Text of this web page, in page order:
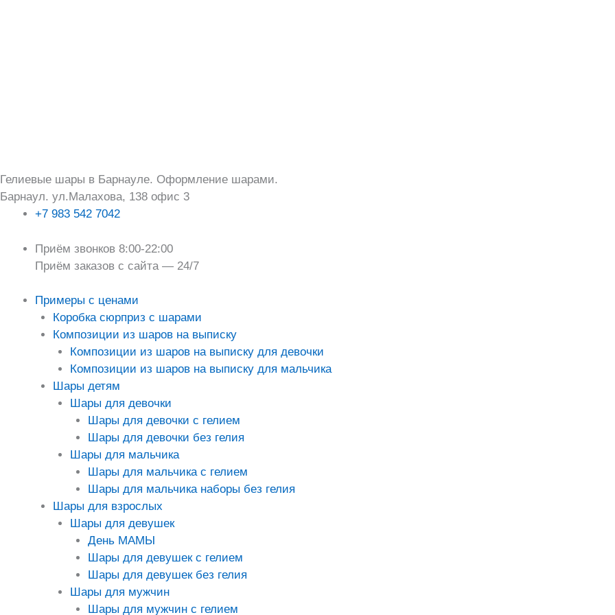
Гелиевые шары в Барнауле. Оформление шарами.
Барнаул. ул.Малахова, 138 офис 3
+7 983 542 7042
Приём звонков 8:00-22:00
Приём заказов с сайта — 24/7
Примеры с ценами
Коробка сюрприз с шарами
Композиции из шаров на выписку
Композиции из шаров на выписку для девочки
Композиции из шаров на выписку для мальчика
Шары детям
Шары для девочки
Шары для девочки с гелием
Шары для девочки без гелия
Шары для мальчика
Шары для мальчика с гелием
Шары для мальчика наборы без гелия
Шары для взрослых
Шары для девушек
День МАМЫ
Шары для девушек с гелием
Шары для девушек без гелия
Шары для мужчин
Шары для мужчин с гелием